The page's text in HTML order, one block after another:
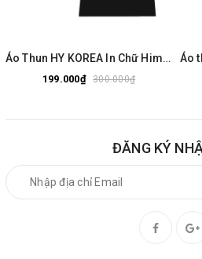
Áo Thun HY KOREA In Chữ Him Her Cotton 100% Co giãn 2 Chiều Phom Unisex Oversize 2522
199.000₫ 300.000₫
ĐĂNG KÝ